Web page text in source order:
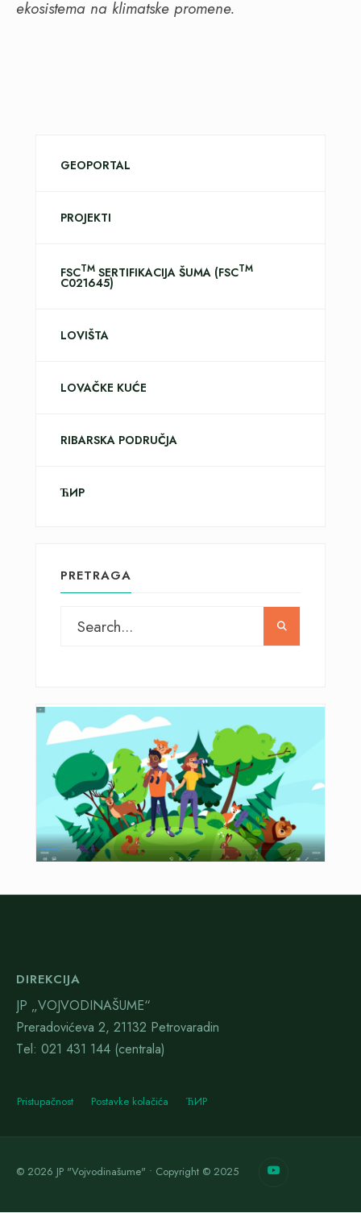
ekosistema na klimatske promene.
GEOPORTAL
PROJEKTI
FSCTM SERTIFIKACIJA ŠUMA (FSCTM
C021645)
LOVIŠTA
LOVAČKE KUĆE
RIBARSKA PODRUČJA
ЋИР
PRETRAGA
DIREKCIJA
JP „VOJVODINAŠUME“
Preradovićeva 2, 21132 Petrovaradin
Тel: 021 431 144 (centrala)
Pristupačnost Postavke kolačića ЋИР
© 2026 JP "Vojvodinašume" • Copyright © 2025